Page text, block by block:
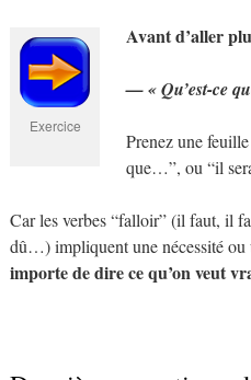
Exercice
Avant d’aller
— « Qu’est-ce
Prenez une
que…”, ou “il
Car les verbes “falloir” (il faut, il
dû…) impliquent une nécessité ou
importe de dire ce qu’on veut